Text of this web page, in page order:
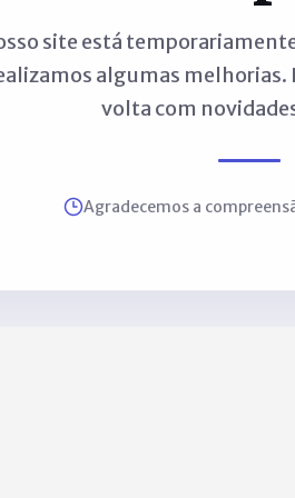
site está
algumas melhorias.
volta com
Agradecemos a